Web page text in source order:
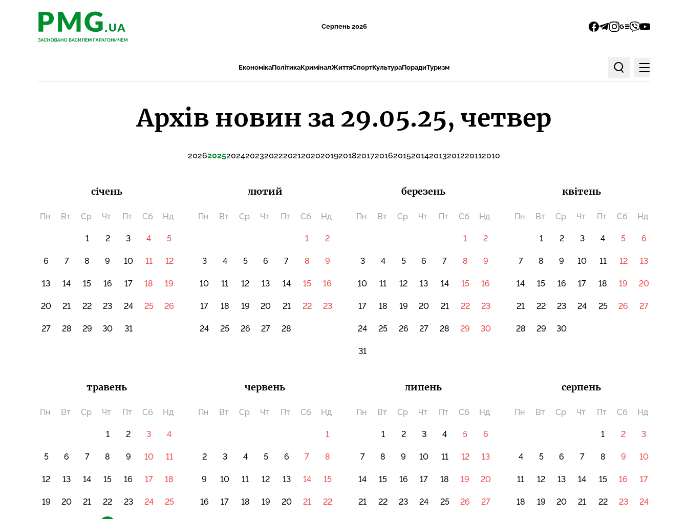
PMG.ua
Серпень 2026
facebook
telegram
instagram
google_news
viberyoutube
PMG.ua
ЕкономікаПолітикаКриміналЖиттяСпортКультураПорадиТуризм
Пошук по статтях
Меню
Архів новин за 29.05.25, четвер
20262025202420232022202120202019201820172016201520142013201220112010
січень
Пн Вт Ср Чт Пт Сб Нд
1 2 3 4 5
6 7 8 9 10 11 12
13 14 15 16 17 18 19
20 21 22 23 24 25 26
27 28 29 30 31
лютий
Пн Вт Ср Чт Пт Сб Нд
1 2
3 4 5 6 7 8 9
10 11 12 13 14 15 16
17 18 19 20 21 22 23
24 25 26 27 28
березень
Пн Вт Ср Чт Пт Сб Нд
1 2
3 4 5 6 7 8 9
10 11 12 13 14 15 16
17 18 19 20 21 22 23
24 25 26 27 28 29 30
31
квітень
Пн Вт Ср Чт Пт Сб Нд
1 2 3 4 5 6
7 8 9 10 11 12 13
14 15 16 17 18 19 20
21 22 23 24 25 26 27
28 29 30
травень
Пн Вт Ср Чт Пт Сб Нд
1 2 3 4
5 6 7 8 9 10 11
12 13 14 15 16 17 18
19 20 21 22 23 24 25
червень
Пн Вт Ср Чт Пт Сб Нд
1
2 3 4 5 6 7 8
9 10 11 12 13 14 15
16 17 18 19 20 21 22
липень
Пн Вт Ср Чт Пт Сб Нд
1 2 3 4 5 6
7 8 9 10 11 12 13
14 15 16 17 18 19 20
21 22 23 24 25 26 27
серпень
Пн Вт Ср Чт Пт Сб Нд
1 2 3
4 5 6 7 8 9 10
11 12 13 14 15 16 17
18 19 20 21 22 23 24